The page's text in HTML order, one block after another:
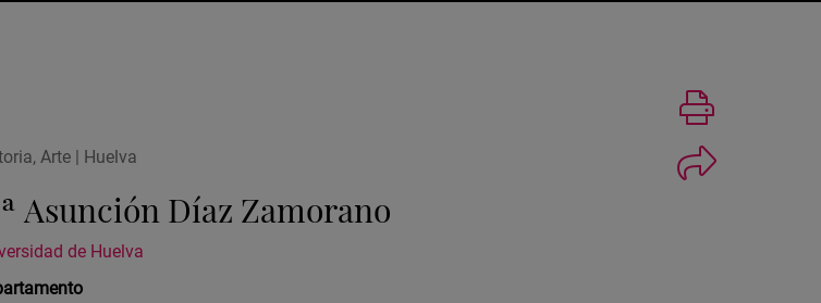
Arte | Huelva
Asunción Díaz Zamorano
de Huelva